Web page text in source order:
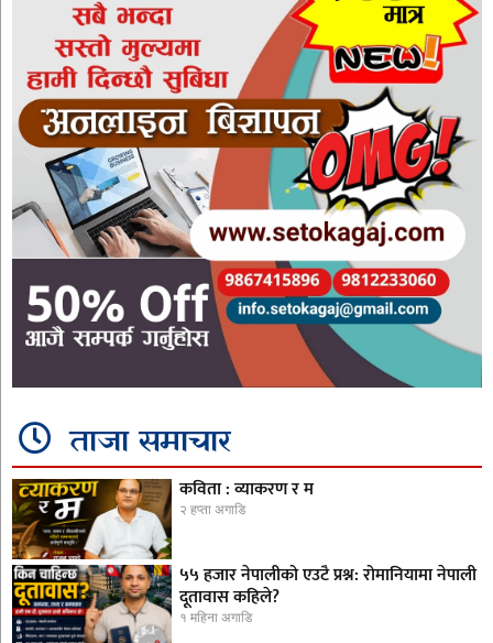
ताजा समाचार
कविता : व्याकरण र म
२ हप्ता अगाडि
५५ हजार नेपालीको एउटै प्रश्न: रोमानियामा नेपाली
दूतावास कहिले?
१ महिना अगाडि